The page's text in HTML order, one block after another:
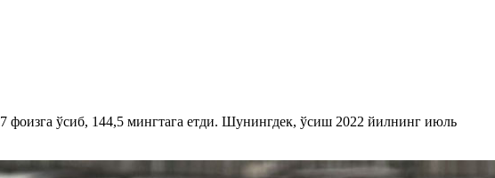
фоизга ўсиб, 144,5 мингтага етди. Шунингдек, ўсиш 2022 йилнинг июль